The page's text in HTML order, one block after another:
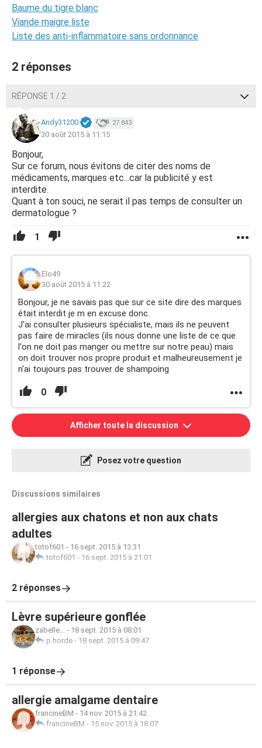
Baume du tigre blanc
Viande maigre liste
Liste des anti-inflammatoire sans ordonnance
2 réponses
RÉPONSE 1 / 2
Andy31200 27 843
30 août 2015 à 11:15
Bonjour,
Sur ce forum, nous évitons de citer des noms de
médicaments, marques etc...car la publicité y est
interdite.
Quant à ton souci, ne serait il pas temps de consulter un
dermatologue ?
1
Elo49
30 août 2015 à 11:22
Bonjour, je ne savais pas que sur ce site dire des marques
était interdit je m en excuse donc.
J'ai consulter plusieurs spécialiste, mais ils ne peuvent
pas faire de miracles (ils nous donne une liste de ce que
l'on ne doit pas manger ou mettre sur notre peau) mais
on doit trouver nos propre produit et malheureusement je
n'ai toujours pas trouver de shampoing
0
Afficher toute la discussion
Posez votre question
Discussions similaires
allergies aux chatons et non aux chats
adultes
totof601 - 16 sept. 2015 à 13:31
totof601 - 16 sept. 2015 à 21:01
2 réponses
Lèvre supérieure gonflée
zabelle... - 18 sept. 2015 à 08:01
p.horde - 18 sept. 2015 à 09:47
1 réponse
allergie amalgame dentaire
francineBM - 14 nov. 2015 à 21:42
francineBM - 15 nov. 2015 à 18:07